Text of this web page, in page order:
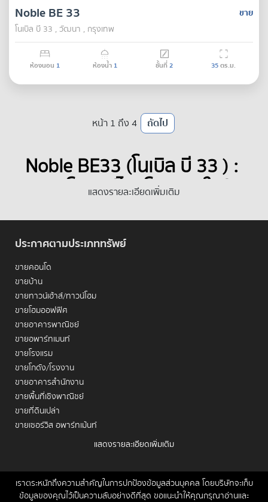
เราตระหนักถึงความสำคัญในการปกป้องข้อมูลส่วนบุคคล โดยบริษัทจะเก็บ
ข้อมูลของคุณไว้เป็นความลับอย่างดีที่สุด ขอแนะนำให้คุณกรุณาอ่านและ
ขาย
Noble BE 33
โนเบิล บี 33 , วัฒนา , กรุงเทพ
ห้องนอน 1 ห้องน้ำ 1 ชั้นที่2 35ตร.ม.
หน้า 1 ถึง 4 ถัดไป
Noble BE33 (โนเบิล บี 33 ) :
คอนโดหรูดีไซน์โมเดิร์น ใกล้
BTS พร้อมพงษ์
แสดงรายละเอียดเพิ่มเติม
ประกาศตามประเภททรัพย์
ขายคอนโด
ขายบ้าน
ขายทาวน์เฮ้าส์/ทาวน์โฮม
ขายโฮมออฟฟิศ
ขายอาคารพาณิชย์
ขายอพาร์ทเมนท์
ขายโรงแรม
ขายโกดัง/โรงงาน
ขายอาคารสำนักงาน
ขายพื้นที่เชิงพาณิชย์
ขายที่ดินเปล่า
ขายเซอร์วิส อพาร์ทเม้นท์
เช่าบ้าน
เช่าทาวน์เฮ้าส์/ทาวน์โฮม
เช่าโฮมออฟฟิศ
แสดงรายละเอียดเพิ่มเติม
หน้าหลัก ขาย เช่า ฝากขาย/เช่า ข่าวสาร ติดต่อเรา Site